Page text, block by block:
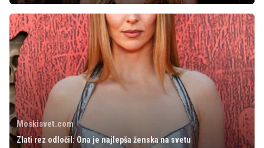
Moskisvet.com
Zlati rez odločil: Ona je najlepša ženska na svetu